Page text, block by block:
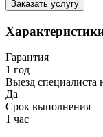
Заказать услугу
Гарантия
1 год
Выезд специалиста
Да
Срок выполнения
1 час